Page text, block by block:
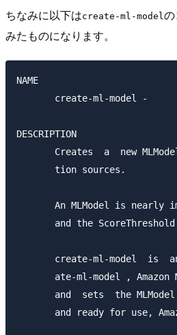
ちなみに以下はcreate-ml-model
みたものになります。
NAME
       create-ml-model -
DESCRIPTION
Creates  a  new
       tion sources.
An MLModel is nearly
and the
create-ml-model  is
ate-ml-model , Amazon
and  sets  the
and ready for use,